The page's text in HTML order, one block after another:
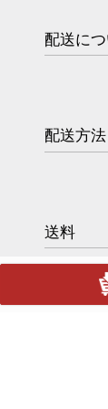
配送に
配送方法
送料